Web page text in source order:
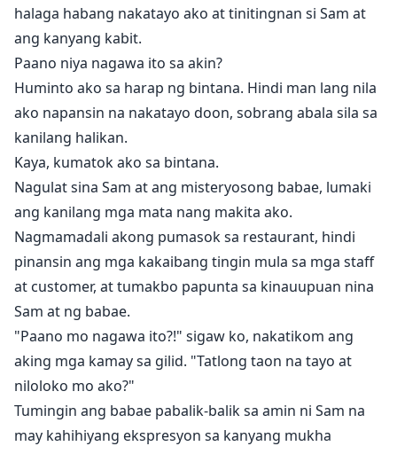
halaga habang nakatayo ako at tinitingnan si Sam at
ang kanyang kabit.
Paano niya nagawa ito sa akin?
Huminto ako sa harap ng bintana. Hindi man lang nila
ako napansin na nakatayo doon, sobrang abala sila sa
kanilang halikan.
Kaya, kumatok ako sa bintana.
Nagulat sina Sam at ang misteryosong babae, lumaki
ang kanilang mga mata nang makita ako.
Nagmamadali akong pumasok sa restaurant, hindi
pinansin ang mga kakaibang tingin mula sa mga staff
at customer, at tumakbo papunta sa kinauupuan nina
Sam at ng babae.
"Paano mo nagawa ito?!" sigaw ko, nakatikom ang
aking mga kamay sa gilid. "Tatlong taon na tayo at
niloloko mo ako?"
Tumingin ang babae pabalik-balik sa amin ni Sam na
may kahihiyang ekspresyon sa kanyang mukha